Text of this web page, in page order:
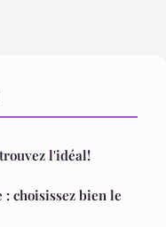
l'idéal!
choisissez bien le